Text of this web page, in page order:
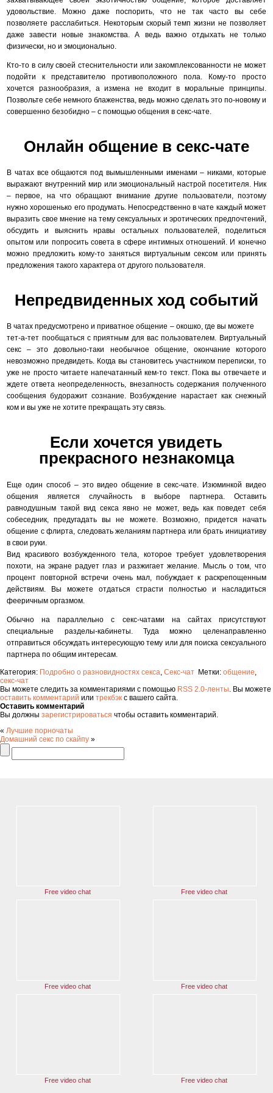
удовольствие. Можно даже поспорить, что не так часто вы себе
позволяете расслабиться. Некоторым скорый темп жизни не позволяет
даже завести новые знакомства. А ведь важно отдыхать не только
физически, но и эмоционально.
Кто-то в силу своей стеснительности или закомплексованности не может
подойти к представителю противоположного пола. Кому-то просто
хочется разнообразия, а измена не входит в моральные принципы.
Позвольте себе немного блаженства, ведь можно сделать это по-новому и
совершенно безобидно – с помощью общения в секс-чате.
Онлайн общение в секс-чате
В чатах все общаются под вымышленными именами – никами, которые
выражают внутренний мир или эмоциональный настрой посетителя. Ник
– первое, на что обращают внимание другие пользователи, поэтому
нужно хорошенько его продумать. Непосредственно в чате каждый может
выразить свое мнение на тему сексуальных и эротических предпочтений,
обсудить и выяснить нравы остальных пользователей, поделиться
опытом или попросить совета в сфере интимных отношений. И конечно
можно предложить кому-то заняться виртуальным сексом или принять
предложения такого характера от другого пользователя.
Непредвиденных ход событий
В чатах предусмотрено и приватное общение – окошко, где вы можете
тет-а-тет пообщаться с приятным для вас пользователем. Виртуальный
секс – это довольно-таки необычное общение, окончание которого
невозможно предвидеть. Когда вы становитесь участником переписки, то
уже не просто читаете напечатанный кем-то текст. Пока вы отвечаете и
ждете ответа неопределенность, внезапность содержания полученного
сообщения будоражит сознание. Возбуждение нарастает как снежный
ком и вы уже не хотите прекращать эту связь.
Если хочется увидеть
прекрасного незнакомца
Еще один способ – это видео общение в секс-чате. Изюминкой видео
общения является случайность в выборе партнера. Оставить
равнодушным такой вид секса явно не может, ведь как поведет себя
собеседник, предугадать вы не можете. Возможно, придется начать
общение с флирта, следовать желаниям партнера или брать инициативу
в свои руки.
Вид красивого возбужденного тела, которое требует удовлетворения
похоти, на экране радует глаз и разжигает желание. Мысль о том, что
процент повторной встречи очень мал, побуждает к раскрепощенным
действиям. Вы можете отдаться страсти полностью и насладиться
фееричным оргазмом.
Обычно на параллельно с секс-чатами на сайтах присутствуют
специальные разделы-кабинеты. Туда можно целенаправленно
отправиться обсуждать интересующую тему или для поиска сексуального
партнера по общим интересам.
Категория: Подробно о разновидностях секса Секс-чат Метки: общение
секс-чат
Вы можете следить за комментариями с помощью RSS 2.0-ленты . Вы можете
оставить комментарий или трекбэк с вашего сайта.
Оставить комментарий
Вы должны зарегистрироваться чтобы оставить комментарий.
« Лучшие порночаты
Домашний секс по скайпу »